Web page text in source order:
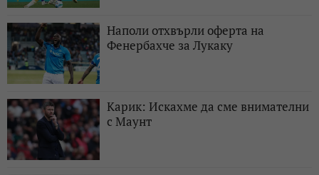
Наполи отхвърли оферта на
Фенербахче за Лукаку
Карик: Искахме да сме внимателни
с Маунт